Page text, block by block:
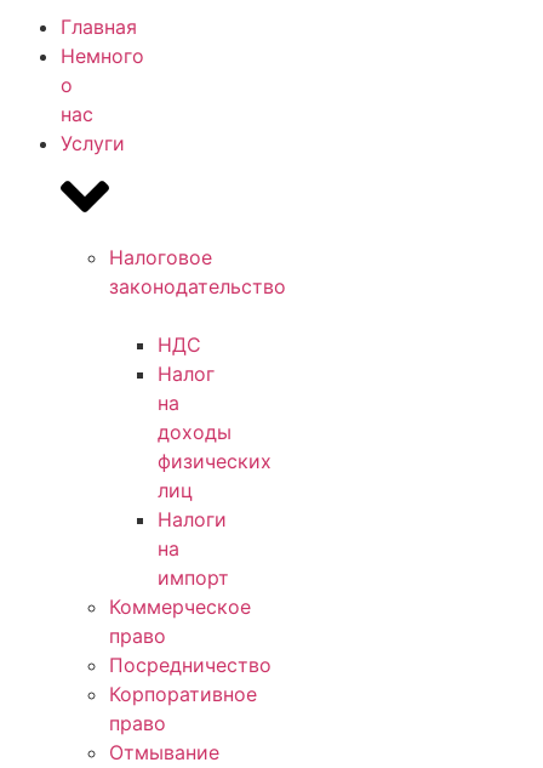
Главная
Немного
о
нас
Услуги
Налоговое
законодательство
НДС
Налог
на
доходы
физических
лиц
Налоги
на
импорт
Коммерческое
право
Посредничество
Корпоративное
право
Отмывание